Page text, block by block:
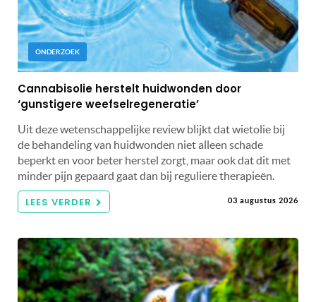
ONDERZOEK
Cannabisolie herstelt huidwonden door
‘gunstigere weefselregeneratie’
Uit deze wetenschappelijke review blijkt dat wietolie bij
de behandeling van huidwonden niet alleen schade
beperkt en voor beter herstel zorgt, maar ook dat dit met
minder pijn gepaard gaat dan bij reguliere therapieën.
LEES VERDER 03 augustus 2026